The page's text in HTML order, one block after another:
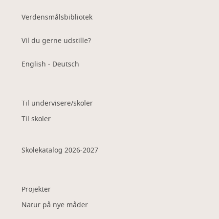
Verdensmålsbibliotek
Vil du gerne udstille?
English - Deutsch
Til undervisere/skoler
Til skoler
Skolekatalog 2026-2027
Projekter
Natur på nye måder